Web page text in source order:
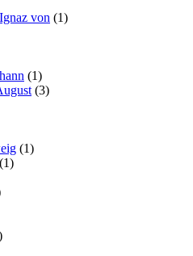
von (1)
(1)
(3)
(1)
(1)